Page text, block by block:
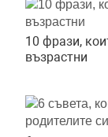
10 фрази,
възрастни